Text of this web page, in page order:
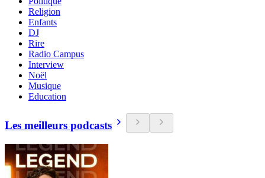
Religion
Enfants
DJ
Rire
Radio Campus
Interview
Noël
Musique
Education
Les meilleurs podcasts